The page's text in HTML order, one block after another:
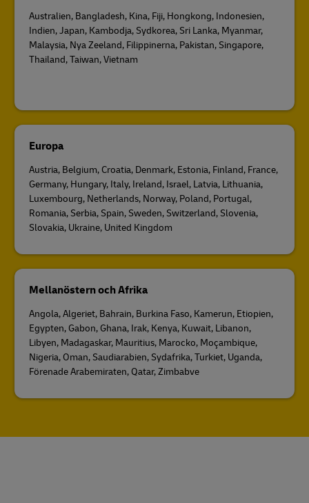
Australien, Bangladesh, Kina, Fiji, Hongkong, Indonesien,
Indien, Japan, Kambodja, Sydkorea, Sri Lanka, Myanmar,
Malaysia, Nya Zeeland, Filippinerna, Pakistan, Singapore,
Thailand, Taiwan, Vietnam
Europa
Austria, Belgium, Croatia, Denmark, Estonia, Finland, France,
Germany, Hungary, Italy, Ireland, Israel, Latvia, Lithuania,
Luxembourg, Netherlands, Norway, Poland, Portugal,
Romania, Serbia, Spain, Sweden, Switzerland, Slovenia,
Slovakia, Ukraine, United Kingdom
Mellanöstern och Afrika
Angola, Algeriet, Bahrain, Burkina Faso, Kamerun, Etiopien,
Egypten, Gabon, Ghana, Irak, Kenya, Kuwait, Libanon,
Libyen, Madagaskar, Mauritius, Marocko, Moçambique,
Nigeria, Oman, Saudiarabien, Sydafrika, Turkiet, Uganda,
Förenade Arabemiraten, Qatar, Zimbabve